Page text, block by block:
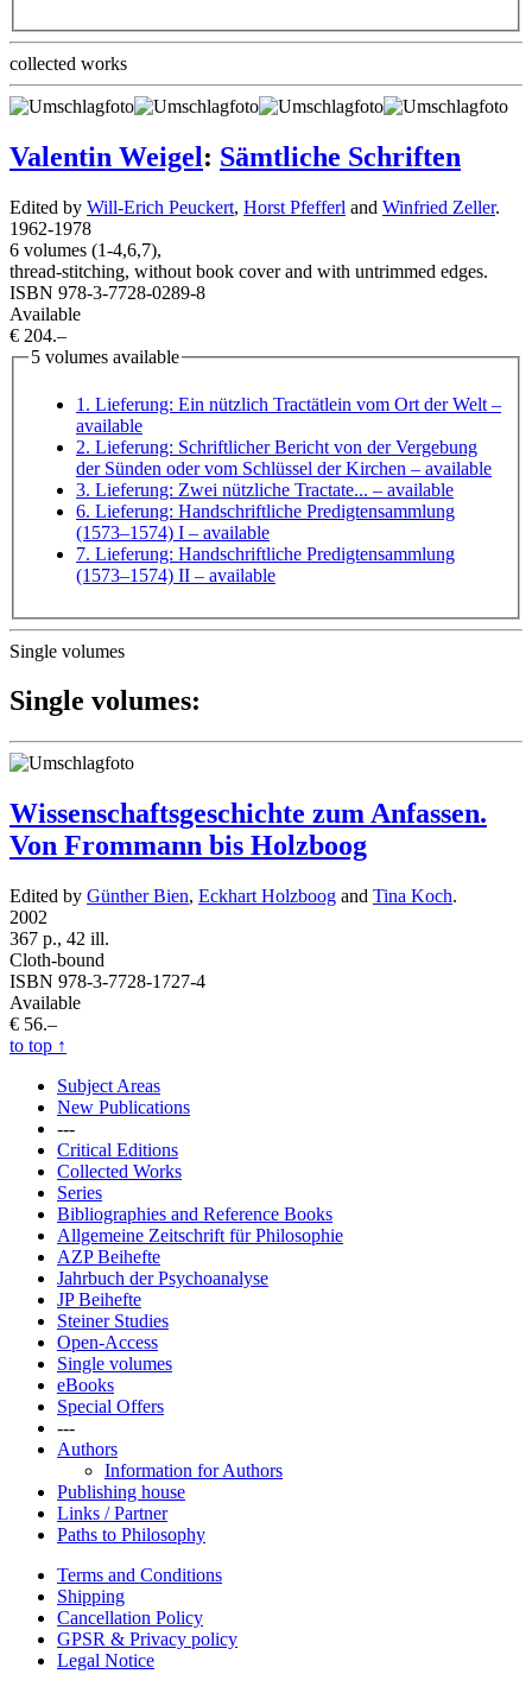
collected works
Valentin Weigel: Sämtliche Schriften
Edited by Will-Erich Peuckert, Horst Pfefferl and Winfried Zeller.
1962-1978
6 volumes (1-4,6,7),
thread-stitching, without book cover and with untrimmed edges.
ISBN 978-3-7728-0289-8
Available
€ 204.–
5 volumes available
1. Lieferung: Ein nützlich Tractätlein vom Ort der Welt –
available
2. Lieferung: Schriftlicher Bericht von der Vergebung
der Sünden oder vom Schlüssel der Kirchen – available
3. Lieferung: Zwei nützliche Tractate... – available
6. Lieferung: Handschriftliche Predigtensammlung
(1573–1574) I – available
7. Lieferung: Handschriftliche Predigtensammlung
(1573–1574) II – available
Single volumes
Single volumes:
Wissenschaftsgeschichte zum Anfassen.
Von Frommann bis Holzboog
Edited by Günther Bien, Eckhart Holzboog and Tina Koch.
2002
367 p., 42 ill.
Cloth-bound
ISBN 978-3-7728-1727-4
Available
€ 56.–
to top ↑
Subject Areas
New Publications
---
Critical Editions
Collected Works
Series
Bibliographies and Reference Books
Allgemeine Zeitschrift für Philosophie
AZP Beihefte
Jahrbuch der Psychoanalyse
JP Beihefte
Steiner Studies
Open-Access
Single volumes
eBooks
Special Offers
---
Authors
Information for Authors
Publishing house
Links / Partner
Paths to Philosophy
Terms and Conditions
Shipping
Cancellation Policy
GPSR & Privacy policy
Legal Notice